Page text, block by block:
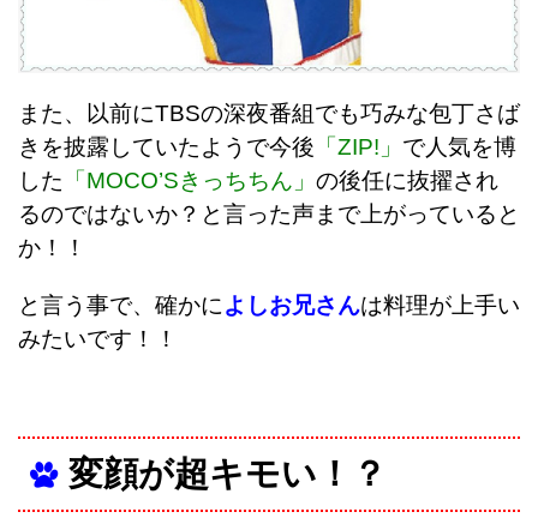
また、以前にTBSの深夜番組でも巧みな包丁さば
きを披露していたようで今後 「ZIP!」 で人気を博
した 「MOCO’Sきっちちん」 の後任に抜擢され
るのではないか？と言った声まで上がっていると
か！！
と言う事で、確かによしお兄さんは料理が上手い
みたいです！！
変顔が超キモい！？